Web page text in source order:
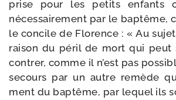
prise pour les petits enfants
néces­sai­re­ment par le bap­tême,
le concile de Florence : « Au
rai­son du péril de mort qui
con­trer, comme il n’est pas
secours par un autre remède
ment du bap­tême, par lequel ils